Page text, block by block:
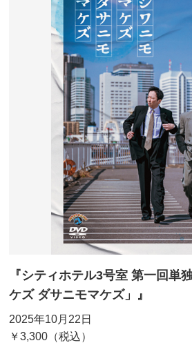
『シティホテル3号室 第一回単
ケズ ダサニモマケズ」』
2025年10月22日
￥3,300（税込）